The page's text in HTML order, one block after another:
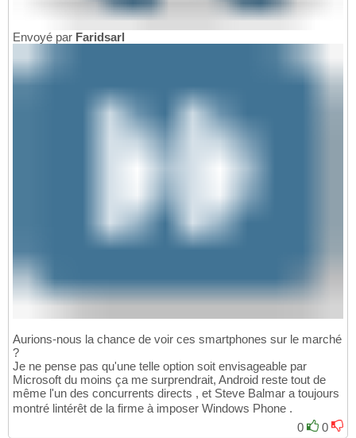
Envoyé par Faridsarl
Aurions-nous la chance de voir ces smartphones sur le marché
?
Je ne pense pas qu'une telle option soit envisageable par
Microsoft du moins ça me surprendrait, Android reste tout de
même l'un des concurrents directs , et Steve Balmar a toujours
montré lintérêt de la firme à imposer Windows Phone .
0
0